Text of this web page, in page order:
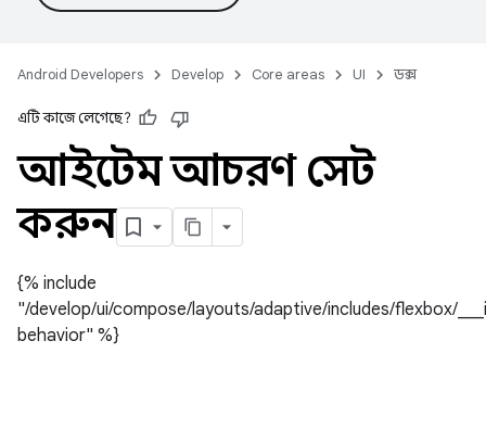
Android Developers Develop Core areas UI ডক্স
এটি কাজে লেগেছে?
আইটেম আচরণ সেট
করুন
{% include
"/develop/ui/compose/layouts/adaptive/includes/flexbox/
behavior" %}